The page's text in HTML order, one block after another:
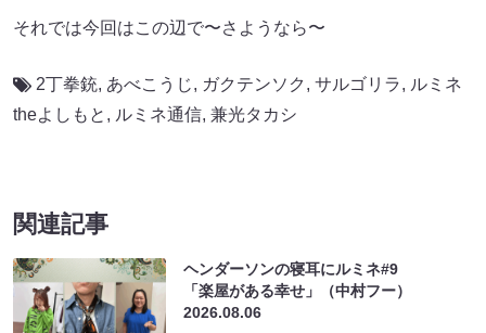
それでは今回はこの辺で〜さようなら〜
2丁拳銃, あべこうじ, ガクテンソク , サルゴリラ, ルミネ
theよしもと , ルミネ通信, 兼光タカシ
関連記事
ヘンダーソンの寝耳にルミネ#9
「楽屋がある幸せ」（中村フー）
2026.08.06